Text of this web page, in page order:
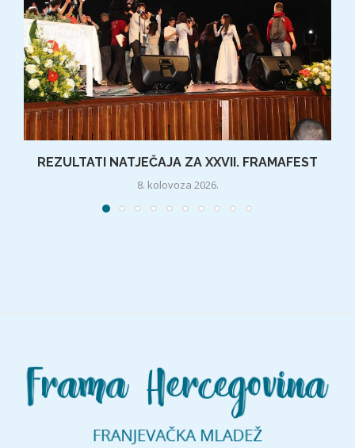
REZULTATI NATJEČAJA ZA XXVII. FRAMAFEST
8. kolovoza 2026.